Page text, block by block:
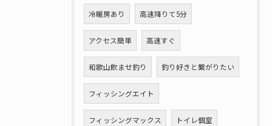
冷暖房あり 高速降りて5分
アクセス簡単 高速すぐ
和歌山飲ませ釣り 釣り好きと繋がりたい
フィッシングエイト
フィッシングマックス トイレ個室